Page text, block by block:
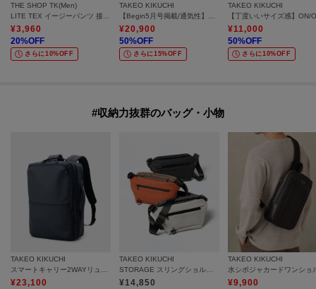
THE SHOP TK(Men)
¥3,960
20%OFF
さらに10%OFF
TAKEO KIKUCHI
¥20,900
50%OFF
さらに15%OFF
TAKEO KIKUCHI
¥11,000
50%OFF
さらに10%OFF
#収納力抜群のバッグ・小物
TAKEO KIKUCHI
スマートキャリー2WAYリュック
¥23,100
TAKEO KIKUCHI
STORAGE スリングショルダーバック
¥14,850
TAKEO KIKUCHI
¥9,900